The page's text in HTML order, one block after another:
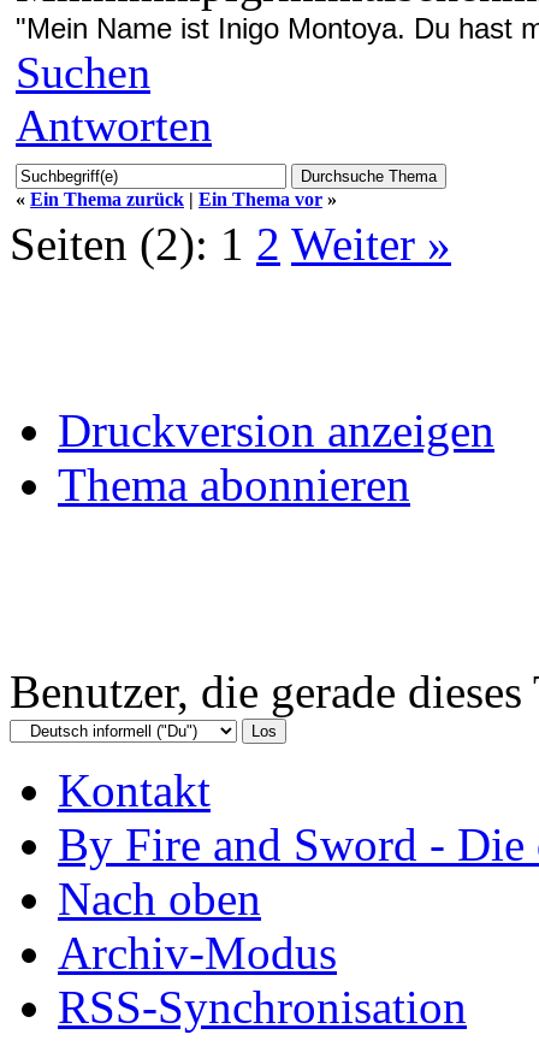
"Mein Name ist Inigo Montoya. Du hast
Suchen
Antworten
« Ein Thema zurück | Ein Thema vor »
Seiten (2): 1 2 Weiter »
Druckversion anzeigen
Thema abonnieren
Benutzer, die gerade
Kontakt
By Fire and Sword -
Nach oben
Archiv-Modus
RSS-Synchronisation